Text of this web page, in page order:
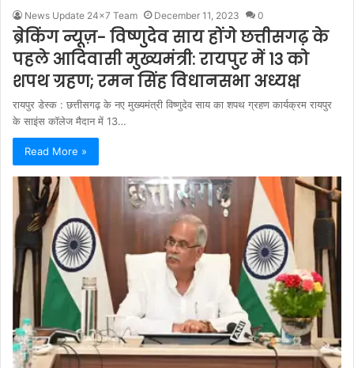
News Update 24x7 Team December 11, 2023 0
ब्रेकिंग न्यूज़- विष्णुदेव साय होंगे छत्तीसगढ़ के
पहले आदिवासी मुख्यमंत्री: रायपुर में 13 को
शपथ ग्रहण; रमन सिंह विधानसभा अध्यक्ष
रायपुर डेस्क : छत्तीसगढ़ के नए मुख्यमंत्री विष्णुदेव साय का शपथ ग्रहण कार्यक्रम रायपुर
के साइंस कॉलेज मैदान में 13…
Read More »